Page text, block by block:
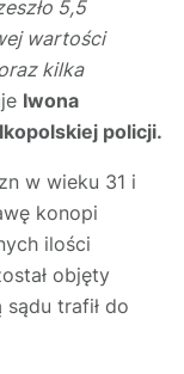
5,5
wartości
kilka
Iwona
policji.
w wieku 31 i
konopi
ilości
objęty
trafił do